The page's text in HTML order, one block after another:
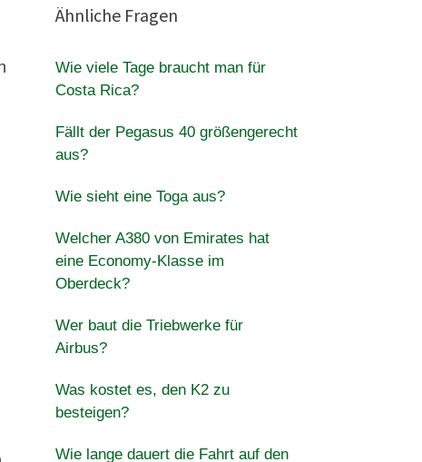
Ähnliche Fragen
Wie viele Tage braucht man für
Costa Rica?
Fällt der Pegasus 40 größengerecht
aus?
Wie sieht eine Toga aus?
Welcher A380 von Emirates hat
eine Economy-Klasse im
Oberdeck?
Wer baut die Triebwerke für
Airbus?
Was kostet es, den K2 zu
besteigen?
Wie lange dauert die Fahrt auf den